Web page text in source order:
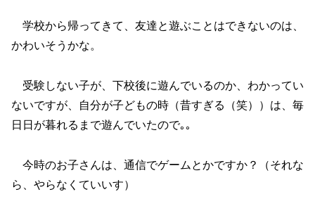
学校から帰ってきて、友達と遊ぶことはできないのは、
かわいそうかな。
受験しない子が、下校後に遊んでいるのか、わかってい
ないですが、自分が子どもの時（昔すぎる（笑））は、毎
日日が暮れるまで遊んでいたので｡｡
今時のお子さんは、通信でゲームとかですか？（それな
ら、やらなくていいす）